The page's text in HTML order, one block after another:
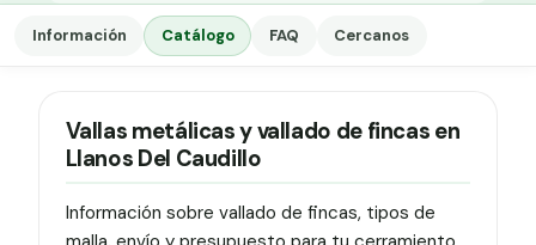
Información Catálogo FAQ Cercanos
Vallas metálicas y vallado de fincas en
Llanos Del Caudillo
Información sobre vallado de fincas, tipos de